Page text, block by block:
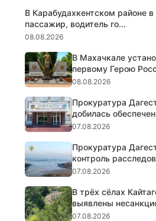
В Карабудахкентском районе
пассажир, водитель го...
08.08.2026
В Махачкале
первому Герою
08.08.2026
Прокуратура
добилась
07.08.2026
Прокуратура
контроль
07.08.2026
В трёх сёлах
выявлены
07.08.2026